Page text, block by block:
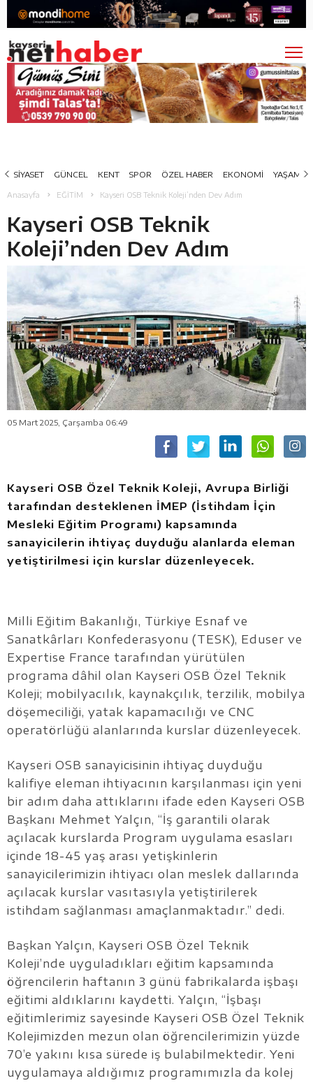
SİYASET GÜNCEL KENT SPOR ÖZEL HABER EKONOMİ YAŞAM
Anasayfa EĞİTİM Kayseri OSB Teknik Koleji’nden Dev Adım
Kayseri OSB Teknik
Koleji’nden Dev Adım
05 Mart 2025, Çarşamba 06:49
Kayseri OSB Özel Teknik Koleji, Avrupa Birliği
tarafından desteklenen İMEP (İstihdam İçin
Mesleki Eğitim Programı) kapsamında
sanayicilerin ihtiyaç duyduğu alanlarda eleman
yetiştirilmesi için kurslar düzenleyecek.
Milli Eğitim Bakanlığı, Türkiye Esnaf ve
Sanatkârları Konfederasyonu (TESK), Eduser ve
Expertise France tarafından yürütülen
programa dâhil olan Kayseri OSB Özel Teknik
Koleji; mobilyacılık, kaynakçılık, terzilik, mobilya
döşemeciliği, yatak kapamacılığı ve CNC
operatörlüğü alanlarında kurslar düzenleyecek.
Kayseri OSB sanayicisinin ihtiyaç duyduğu
kalifiye eleman ihtiyacının karşılanması için yeni
bir adım daha attıklarını ifade eden Kayseri OSB
Başkanı Mehmet Yalçın, “İş garantili olarak
açılacak kurslarda Program uygulama esasları
içinde 18-45 yaş arası yetişkinlerin
sanayicilerimizin ihtiyacı olan meslek dallarında
açılacak kurslar vasıtasıyla yetiştirilerek
istihdam sağlanması amaçlanmaktadır.” dedi.
Başkan Yalçın, Kayseri OSB Özel Teknik
Koleji’nde uyguladıkları eğitim kapsamında
öğrencilerin haftanın 3 günü fabrikalarda işbaşı
eğitimi aldıklarını kaydetti. Yalçın, “İşbaşı
eğitimlerimiz sayesinde Kayseri OSB Özel Teknik
Kolejimizden mezun olan öğrencilerimizin yüzde
70’e yakını kısa sürede iş bulabilmektedir. Yeni
uygulamaya aldığımız programımızla da kolej